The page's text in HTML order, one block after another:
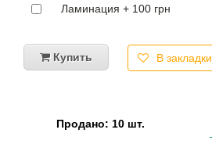
Ламинация + 100 грн
Купить В закладки
Продано: 10 шт.